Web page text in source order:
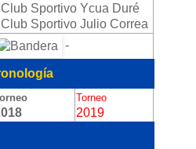
Sportivo Ycua Duré
Sportivo Julio Correa
-
Torneo
2019